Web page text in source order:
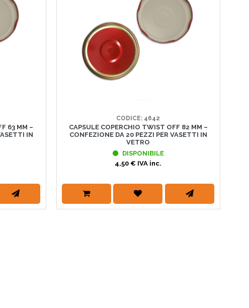
63 MM –
IN
CODICE: 4642
CAPSULE COPERCHIO TWIST OFF 82 MM –
CONFEZIONE DA 20 PEZZI PER VASETTI IN
VETRO
DISPONIBILE
4,50 € IVA inc.